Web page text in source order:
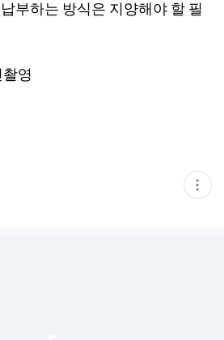
부하는 방식은 지양해야 할 필
영
현
재